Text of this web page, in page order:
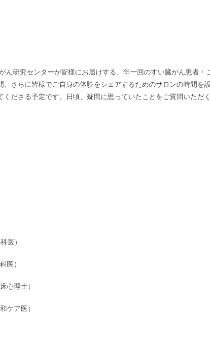
研究センターが皆様にお届けする、年一回のすい臓がん患者・
さらに皆様でご自身の体験をシェアするためのサロンの時間を設
ださる予定です。日頃、疑問に思っていたことをご質問いただく
医）
）
理士）
医）